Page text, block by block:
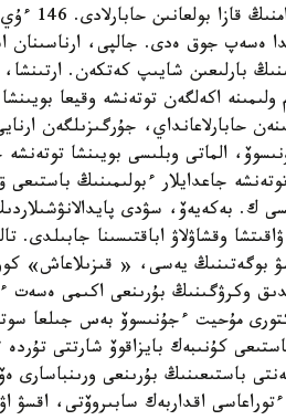
ەسەپ جوق ەدى. جالپى،
بارلىعىن شايىپ كەتكەن.
ولىمىنە اكەلگەن توتەنشە وقيعا
حابارلاعانداي، جۇرگىزىلگەن
الماتى وبلىسى بويىنشا توتەنشە
توتەنشە جاعدايلار ءبولىمىنىڭ
ك. بەكەيەۆ، سۋدى
وقشاۋلاۋ اباقتىسىنا جابىلدى.
بوگەتىنىڭ يەسى، « قىزىلاعاش»
وكرۋگىنىڭ بۇرىنعى اكىمى
مۇحيت ءجۇنىسوۆ بەس جىلعا
كۇنىبەك بايزاقوۆ شارتتى
باستىعىنىڭ بۇرىنعى
اقداربەك سابىروۆتى، اقسۋ